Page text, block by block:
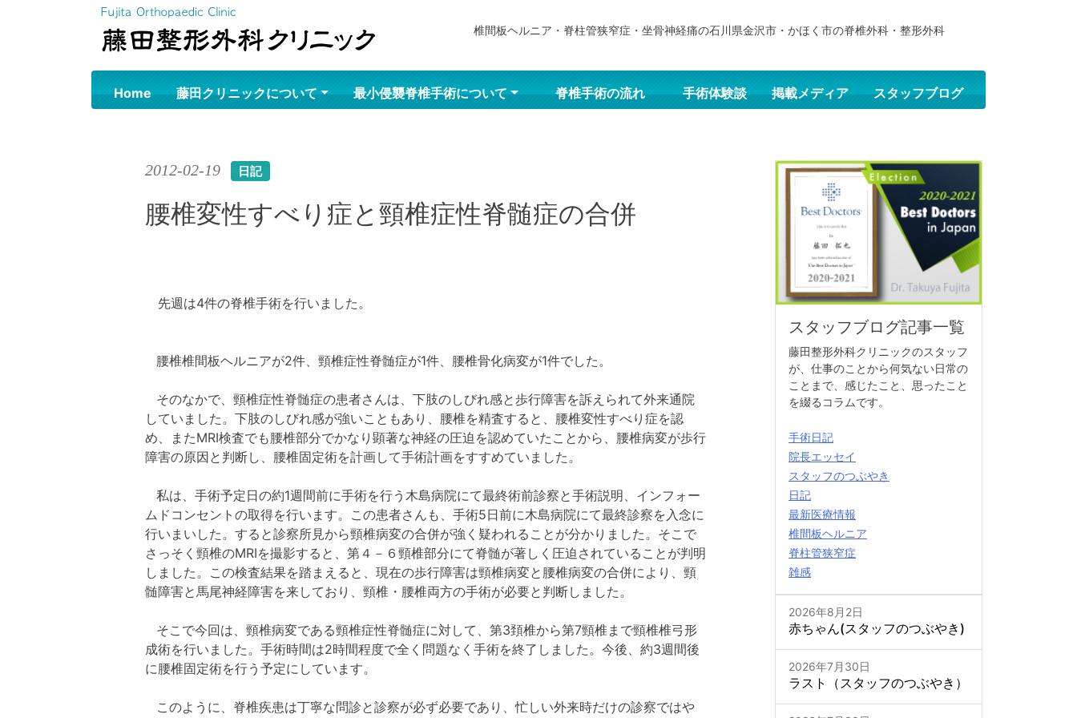
椎間板ヘルニア・脊柱管狭窄症・坐骨神経痛の石川県金沢市・かほく市の脊椎外科・整形外科
Home 藤田クリニックについて 最小侵襲脊椎手術について 脊椎手術の流れ 手術体験談 掲載メディア スタッフブログ
2012-02-19 日記
腰椎変性すべり症と頸椎症性脊髄症の合併
先週は4件の脊椎手術を行いました。
腰椎椎間板ヘルニアが2件、頸椎症性脊髄症が1件、腰椎骨化病変が1件でした。
そのなかで、頸椎症性脊髄症の患者さんは、下肢のしびれ感と歩行障害を訴えられて外来通院
していました。下肢のしびれ感が強いこともあり、腰椎を精査すると、腰椎変性すべり症を認
め、またMRI検査でも腰椎部分でかなり顕著な神経の圧迫を認めていたことから、腰椎病変が歩行
障害の原因と判断し、腰椎固定術を計画して手術計画をすすめていました。
私は、手術予定日の約1週間前に手術を行う木島病院にて最終術前診察と手術説明、インフォー
ムドコンセントの取得を行います。この患者さんも、手術5日前に木島病院にて最終診察を入念に
行いまいした。すると診察所見から頸椎病変の合併が強く疑われることが分かりました。そこで
さっそく頸椎のMRIを撮影すると、第４－６頸椎部分にて脊髄が著しく圧迫されていることが判明
しました。この検査結果を踏まえると、現在の歩行障害は頸椎病変と腰椎病変の合併により、頸
髄障害と馬尾神経障害を来しており、頸椎・腰椎両方の手術が必要と判断しました。
そこで今回は、頸椎病変である頸椎症性脊髄症に対して、第3頚椎から第7頸椎まで頸椎椎弓形
成術を行いました。手術時間は2時間程度で全く問題なく手術を終了しました。今後、約3週間後
に腰椎固定術を行う予定にしています。
このように、脊椎疾患は丁寧な問診と診察が必ず必要であり、忙しい外来時だけの診察ではや
スタッフブログ記事一覧
藤田整形外科クリニックのスタッフ
が、仕事のことから何気ない日常の
ことまで、感じたこと、思ったこと
を綴るコラムです。
手術日記
院長エッセイ
スタッフのつぶやき
日記
最新医療情報
椎間板ヘルニア
脊柱管狭窄症
雑感
2026年8月2日
赤ちゃん(スタッフのつぶやき)
2026年7月30日
ラスト（スタッフのつぶやき）